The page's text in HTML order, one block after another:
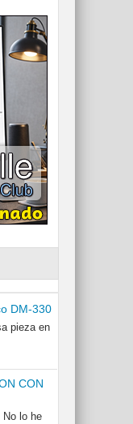
DM-330
pieza en
CON
No lo he